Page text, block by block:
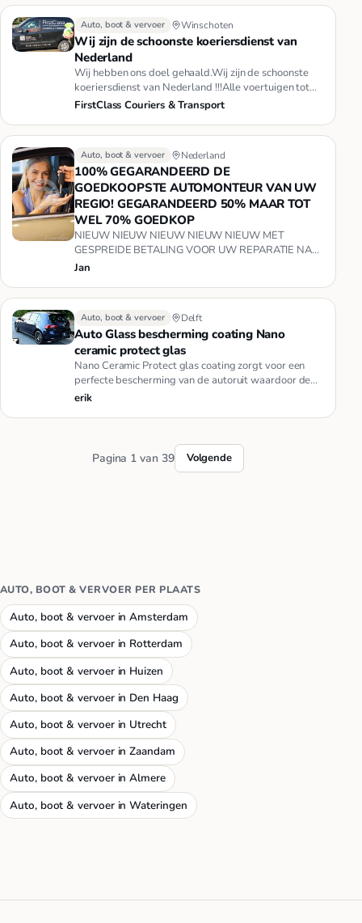
Auto, boot & vervoer Winschoten
Wij zijn de schoonste koeriersdienst van
Nederland
Wij hebben ons doel gehaald.Wij zijn de schoonste
koeriersdienst van Nederland !!!Alle voertuigen tot
3500 kg GVW, 9 div…
FirstClass Couriers & Transport
Auto, boot & vervoer Nederland
100% GEGARANDEERD DE
GOEDKOOPSTE AUTOMONTEUR VAN UW
REGIO! GEGARANDEERD 50% MAAR TOT
WEL 70% GOEDKOP
NIEUW NIEUW NIEUW NIEUW NIEUW MET
GESPREIDE BETALING VOOR UW REPARATIE NA
OVERLEG MOGELIJK...(voor aanvang van de repara…
Jan
Auto, boot & vervoer Delft
Auto Glass bescherming coating Nano
ceramic protect glas
Nano Ceramic Protect glas coating zorgt voor een
perfecte bescherming van de autoruit waardoor de
zichtbaarheid voor de …
erik
Pagina 1 van 39 Volgende
AUTO, BOOT & VERVOER PER PLAATS
Auto, boot & vervoer in Amsterdam
Auto, boot & vervoer in Rotterdam
Auto, boot & vervoer in Huizen
Auto, boot & vervoer in Den Haag
Auto, boot & vervoer in Utrecht
Auto, boot & vervoer in Zaandam
Auto, boot & vervoer in Almere
Auto, boot & vervoer in Wateringen